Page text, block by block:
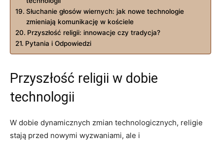
Słuchanie głosów wiernych: jak nowe technologie
zmieniają komunikację w kościele
Przyszłość religii: innowacje czy tradycja?
Pytania i Odpowiedzi
Przyszłość religii w dobie
technologii
W dobie dynamicznych zmian technologicznych, religie
stają przed nowymi wyzwaniami, ale i